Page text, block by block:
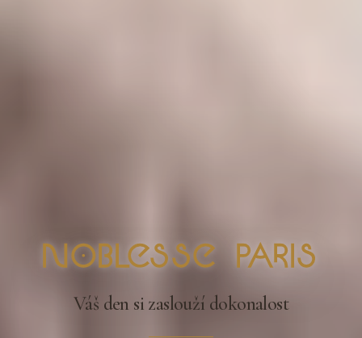
nOblesse Paris
Váš den si zaslouží dokonalost